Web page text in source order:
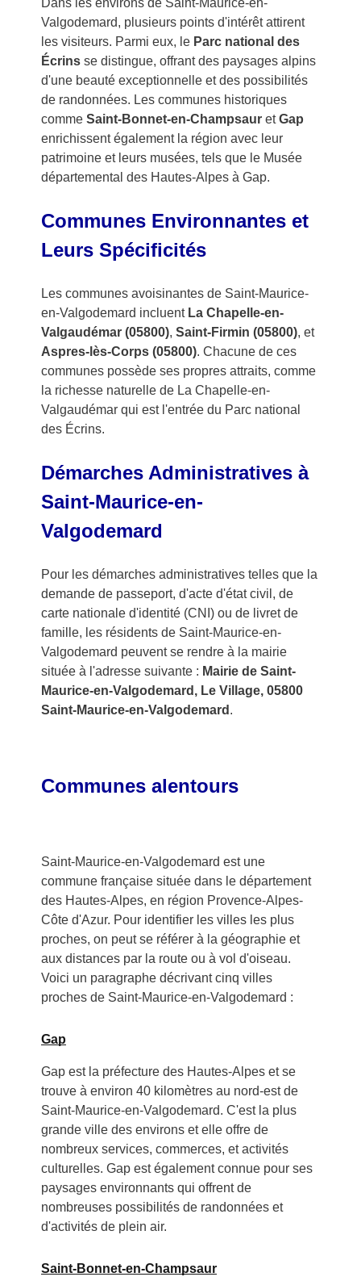
Dans les environs de Saint-Maurice-en-
Valgodemard, plusieurs points d'intérêt attirent
les visiteurs. Parmi eux, le Parc national des
Écrinsse distingue, offrant des paysages alpins
d'une beauté exceptionnelle et des possibilités
de randonnées. Les communes historiques
comme Saint-Bonnet-en-ChampsauretGap
enrichissent également la région avec leur
patrimoine et leurs musées, tels que le Musée
départemental des Hautes-Alpes à Gap.
Communes Environnantes et
Leurs Spécificités
Les communes avoisinantes de Saint-Maurice-
en-Valgodemard incluent La Chapelle-en-
Valgaudémar (05800), Saint-Firmin (05800), et
Aspres-lès-Corps (05800). Chacune de ces
communes possède ses propres attraits, comme
la richesse naturelle de La Chapelle-en-
Valgaudémar qui est l'entrée du Parc national
des Écrins.
Démarches Administratives à
Saint-Maurice-en-
Valgodemard
Pour les démarches administratives telles que la
demande de passeport, d'acte d'état civil, de
carte nationale d'identité (CNI) ou de livret de
famille, les résidents de Saint-Maurice-en-
Valgodemard peuvent se rendre à la mairie
située à l'adresse suivante : Mairie de Saint-
Maurice-en-Valgodemard, Le Village, 05800
Saint-Maurice-en-Valgodemard .
Communes alentours
Saint-Maurice-en-Valgodemard est une
commune française située dans le département
des Hautes-Alpes, en région Provence-Alpes-
Côte d'Azur. Pour identifier les villes les plus
proches, on peut se référer à la géographie et
aux distances par la route ou à vol d'oiseau.
Voici un paragraphe décrivant cinq villes
proches de Saint-Maurice-en-Valgodemard :
Gap
Gap est la préfecture des Hautes-Alpes et se
trouve à environ 40 kilomètres au nord-est de
Saint-Maurice-en-Valgodemard. C'est la plus
grande ville des environs et elle offre de
nombreux services, commerces, et activités
culturelles. Gap est également connue pour ses
paysages environnants qui offrent de
nombreuses possibilités de randonnées et
d'activités de plein air.
Saint-Bonnet-en-Champsaur